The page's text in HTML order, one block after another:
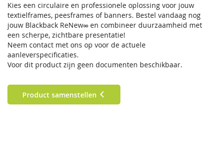
Kies een circulaire en professionele oplossing voor jouw
textielframes, peesframes of banners. Bestel vandaag nog
jouw Blackback ReNew∞ en combineer duurzaamheid met
een scherpe, zichtbare presentatie!
Neem contact met ons op voor de actuele
aanleverspecificaties.
Voor dit product zijn geen documenten beschikbaar.
Product samenstellen